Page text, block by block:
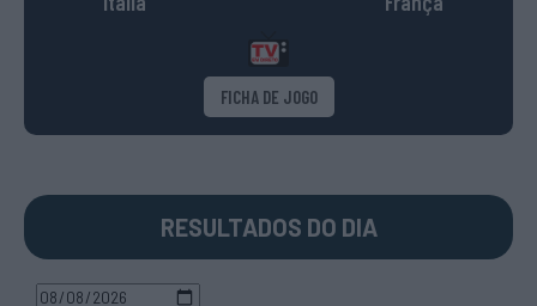
FICHA DE JOGO
RESULTADOS DO DIA